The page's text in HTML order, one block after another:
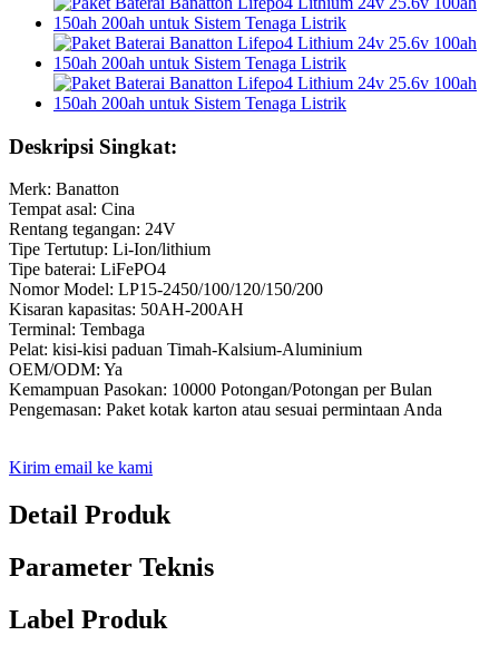
Deskripsi Singkat:
Merk: Banatton
Tempat asal: Cina
Rentang tegangan: 24V
Tipe Tertutup: Li-Ion/lithium
Tipe baterai: LiFePO4
Nomor Model: LP15-2450/100/120/150/200
Kisaran kapasitas: 50AH-200AH
Terminal: Tembaga
Pelat: kisi-kisi paduan Timah-Kalsium-Aluminium
OEM/ODM: Ya
Kemampuan Pasokan: 10000 Potongan/Potongan per Bulan
Pengemasan: Paket kotak karton atau sesuai permintaan Anda
Kirim email ke kami
Detail Produk
Parameter Teknis
Label Produk